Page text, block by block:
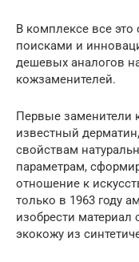
В комплексе все это
поисками и
дешевых аналогов
кожзаменителей.
Первые заменители
известный
свойствам
параметрам,
отношение к
только в 1963 году
изобрести
экокожу из